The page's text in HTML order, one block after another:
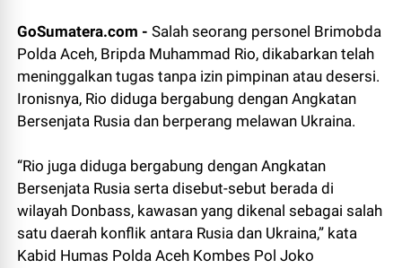
GoSumatera.com -Salah seorang personel Brimobda
Polda Aceh, Bripda Muhammad Rio, dikabarkan telah
meninggalkan tugas tanpa izin pimpinan atau desersi.
Ironisnya, Rio diduga bergabung dengan Angkatan
Bersenjata Rusia dan berperang melawan Ukraina.
“Rio juga diduga bergabung dengan Angkatan
Bersenjata Rusia serta disebut-sebut berada di
wilayah Donbass, kawasan yang dikenal sebagai salah
satu daerah konflik antara Rusia dan Ukraina,” kata
Kabid Humas Polda Aceh Kombes Pol Joko